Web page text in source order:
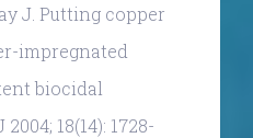
J. Putting copper
impregnated
biocidal
18(14): 1728-